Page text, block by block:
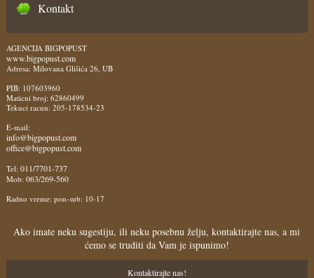
Kontakt
AGENCIJA BIGPOPUST
www.bigpopust.com
Adresa: Milovana Glišića 26, UB
PIB: 107603960
Maticni broj: 62860499
Tekuci racun: 205-178534-23
E-mail:
info@bigpopust.com
office@bigpopust.com
Tel: 011/7701-737
Mob: 063/269-560
Radno vreme: pon-sub: 10-17
Ako imate neku sugestiju, ili neku posebnu želju, kontaktirajte nas, a mi
ćemo se truditi da Vam je ispunimo!
Kontaktirajte nas!